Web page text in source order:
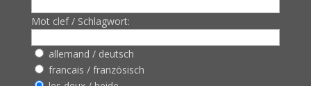
Mot clef / Schlagwort:
allemand / deutsch
francais / französisch